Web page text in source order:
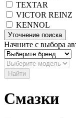
TEXTAR
VICTOR REINZ
KENNOL
Уточнение поиска
Начните с выбора
Найти
Смазки